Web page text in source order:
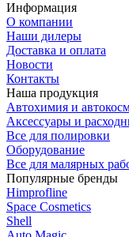
Информация
О компании
Наши дилеры
Доставка и оплата
Новости
Контакты
Наша продукция
Автохимия и
Аксессуары и
Все для полировки
Оборудование
Все для малярных
Популярные бренды
Himprofline
Space Cosmetics
Shell